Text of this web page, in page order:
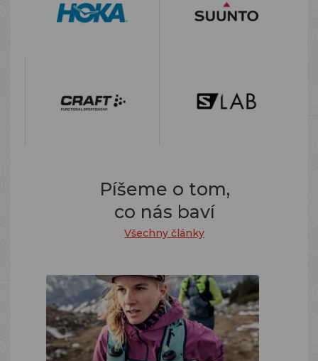
Píšeme o tom,
co nás baví
Všechny články